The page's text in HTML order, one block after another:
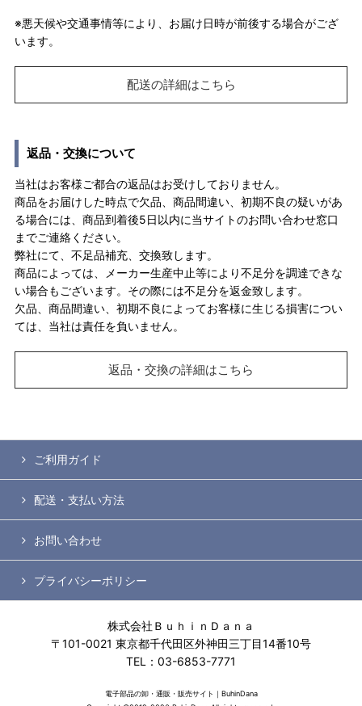
※悪天候や交通事情等により、お届け日時が前後する場合がござ
います。
配送の詳細はこちら
返品・交換について
当社はお客様ご都合の返品はお受けしておりません。
商品をお届けした時点で欠品、商品間違い、初期不良の疑いがあ
る場合には、商品到着後5日以内に当サイトのお問い合わせ窓口
までご連絡ください。
弊社にて、不足品補充、交換致します。
商品によっては、メーカー生産中止等により不足分を調達できな
い場合もございます。その際には不足分を返金致します。
欠品、商品間違い、初期不良によってお客様に生じる損害につい
ては、当社は責任を負いません。
返品・交換の詳細はこちら
ご利用ガイド
配送・支払い方法
お問い合わせ
プライバシーポリシー
株式会社ＢｕｈｉｎＤａｎａ
〒101-0021 東京都千代田区外神田三丁目14番10号
TEL：03-6853-7771
電子部品の卸・通販・販売サイト｜BuhinDana